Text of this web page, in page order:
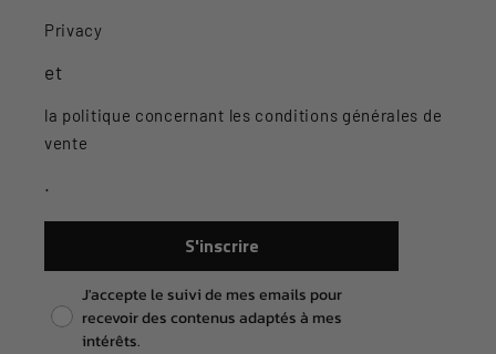
Privacy
et
la politique concernant les conditions générales de
vente
.
S'inscrire
Pixel consent
J'accepte le suivi de mes emails pour
recevoir des contenus adaptés à mes
intérêts.